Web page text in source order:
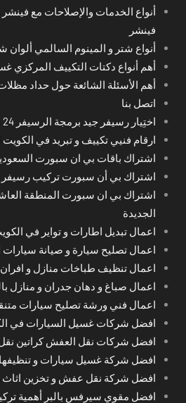
أنواع الخدمات والإصلاحات مع
فينشر
أنواع شتر و المينوم السالمي
أهم أنواع دكتات التكييف المركزي
أهم الأسئلة الشائعة حول حداد
اتصل بنا
اختِيار رسيفر جيد برمجة الرسيفر 24 ساعة في الكويت
ارقام فنيي تكييف و تبريد في الكويت
اشتراك باقات بي ان سبورت
اشتراك بي أن سبورت تركيب رسيفر
الجديدة
اعمال تبديل اطارات و تواير في
اعمال تصليح سيارة و صيانة سيارات
اعمال تنظيف طباخات منازل و
اعمال صباغ و دهان جدران و منازل
اعمال فني ورشة تصليح سيارات
افضل شركات غسيل السيارات في
افضل شركات نقل العفش كراتين
افضل شركة غسيل سيارات و
افضل شركة نقل عفش و تخزين اثاث
افضل مقوي سيرفس بالبر أهمية